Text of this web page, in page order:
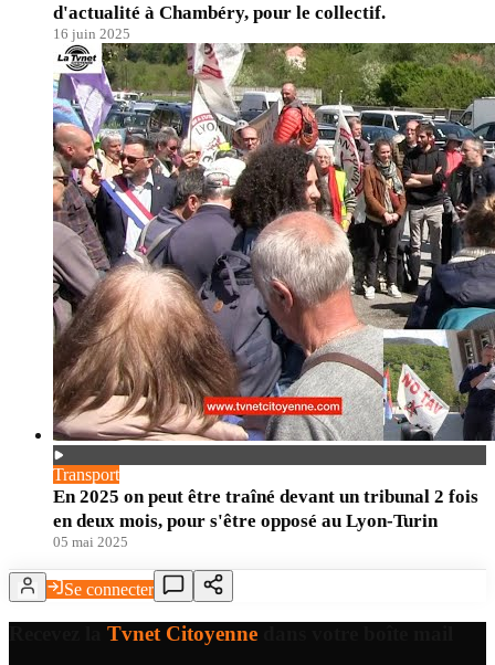
d'actualité à Chambéry, pour le collectif.
16 juin 2025
Transport
En 2025 on peut être traîné devant un tribunal 2 fois
en deux mois, pour s'être opposé au Lyon-Turin
05 mai 2025
Se connecter
Tvnet Citoyenne